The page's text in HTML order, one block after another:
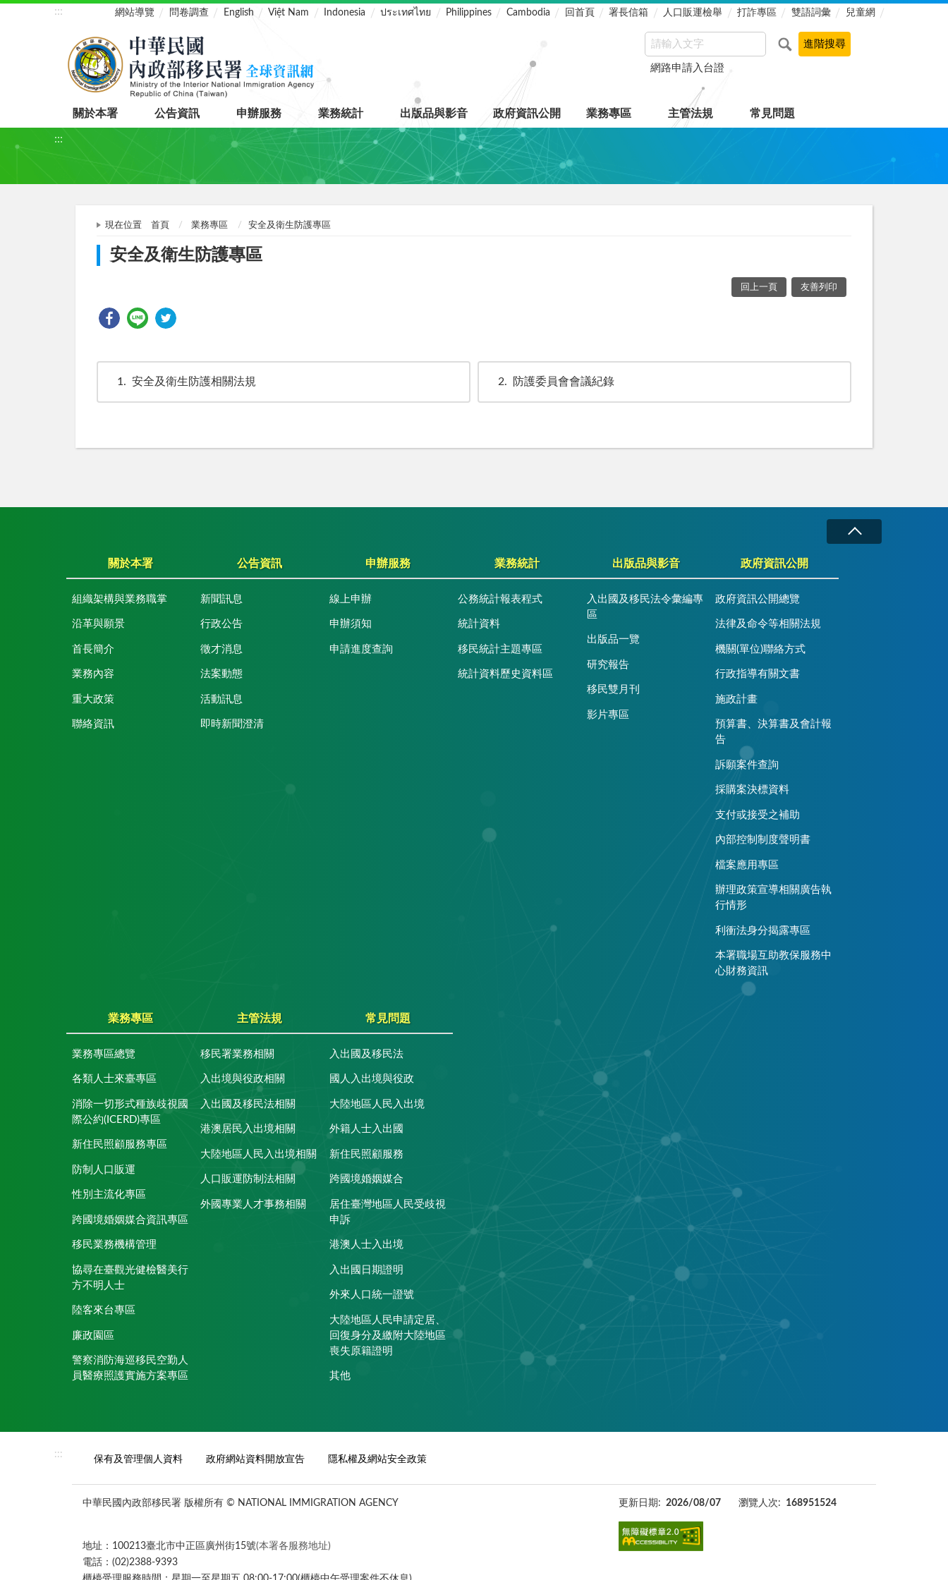
::: 網站導覽 問卷調查 English Việt Nam Indonesia ประเทศไทย Philippines Cambodia 回首頁 署長信箱 人口販運檢舉 打詐專區 雙語詞彙 兒童網
網路申請入台證
關於本署 公告資訊 申辦服務 業務統計 出版品與影音 政府資訊公開 業務專區 主管法規 常見問題
:::
現在位置 首頁 業務專區 安全及衛生防護專區
安全及衛生防護專區
回上一頁 友善列印
1 安全及衛生防護相關法規 2 防護委員會會議紀錄
關於本署
組織架構與業務職掌
沿革與願景
首長簡介
業務內容
重大政策
聯絡資訊
公告資訊
新聞訊息
行政公告
徵才消息
法案動態
活動訊息
即時新聞澄清
申辦服務
線上申辦
申辦須知
申請進度查詢
業務統計
公務統計報表程式
統計資料
移民統計主題專區
統計資料歷史資料區
出版品與影音
入出國及移民法令彙編專
區
出版品一覽
研究報告
移民雙月刊
影片專區
政府資訊公開
政府資訊公開總覽
法律及命令等相關法規
機關(單位)聯絡方式
行政指導有關文書
施政計畫
預算書、決算書及會計報
告
訴願案件查詢
採購案決標資料
支付或接受之補助
內部控制制度聲明書
檔案應用專區
辦理政策宣導相關廣告執
行情形
利衝法身分揭露專區
本署職場互助教保服務中
心財務資訊
業務專區
業務專區總覽
各類人士來臺專區
消除一切形式種族歧視國
際公約(ICERD)專區
新住民照顧服務專區
防制人口販運
性別主流化專區
跨國境婚姻媒合資訊專區
移民業務機構管理
協尋在臺觀光健檢醫美行
方不明人士
陸客來台專區
廉政園區
警察消防海巡移民空勤人
員醫療照護實施方案專區
主管法規
移民署業務相關
入出境與役政相關
入出國及移民法相關
港澳居民入出境相關
大陸地區人民入出境相關
人口販運防制法相關
外國專業人才事務相關
常見問題
入出國及移民法
國人入出境與役政
大陸地區人民入出境
外籍人士入出國
新住民照顧服務
跨國境婚姻媒合
居住臺灣地區人民受歧視
申訴
港澳人士入出境
入出國日期證明
外來人口統一證號
大陸地區人民申請定居、
回復身分及繳附大陸地區
喪失原籍證明
其他
:::
保有及管理個人資料 政府網站資料開放宣告 隱私權及網站安全政策
中華民國內政部移民署 版權所有 © NATIONAL IMMIGRATION AGENCY
地址：100213臺北市中正區廣州街15號(本署各服務地址)
電話：(02)2388-9393
更新日期: 2026/08/07 瀏覽人次: 168951524